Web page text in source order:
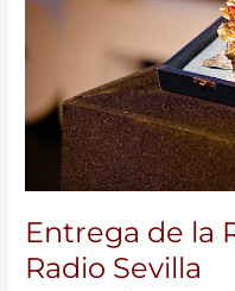
Entrega de la
Radio Sevilla